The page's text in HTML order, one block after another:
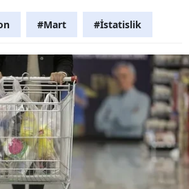
#Mart #İstatislik